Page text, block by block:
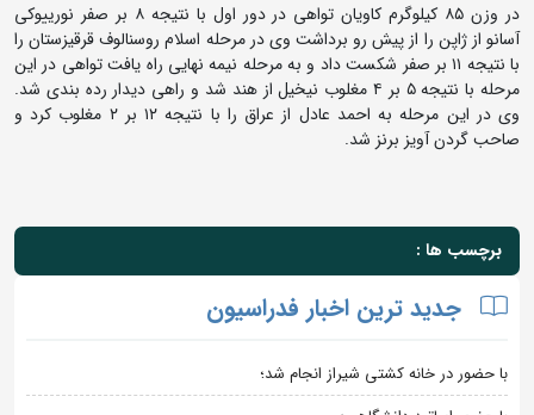
در وزن ۸۵ کیلوگرم کاویان تواهی در دور اول با نتیجه ۸ بر صفر نورییوکی
آسانو از ژاپن را از پیش رو برداشت وی در مرحله اسلام روسنالوف قرقیزستان را
با نتیجه ۱۱ بر صفر شکست داد و به مرحله نیمه نهایی راه یافت تواهی در این
مرحله با نتیجه ۵ بر ۴ مغلوب نیخیل از هند شد و راهی دیدار رده بندی شد.
وی در این مرحله به احمد عادل از عراق را با نتیجه ۱۲ بر ۲ مغلوب کرد و
صاحب گردن آویز برنز شد.
برچسب ها :
جدید ترین اخبار فدراسیون
با حضور در خانه کشتی شیراز انجام شد؛